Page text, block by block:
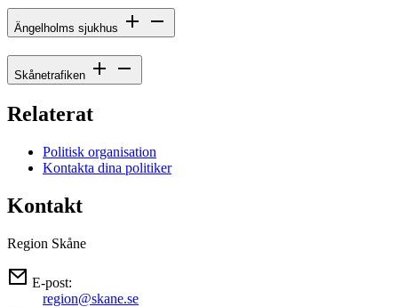
Ängelholms sjukhus
Skånetrafiken
Relaterat
Politisk organisation
Kontakta dina politiker
Kontakt
Region Skåne
E-post:
region@skane.se